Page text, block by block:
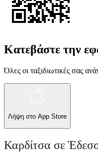
Κατεβάστε την
Όλες οι ταξιδιωτικές σας
Λήψη στο App Store
Καρδίτσα σε